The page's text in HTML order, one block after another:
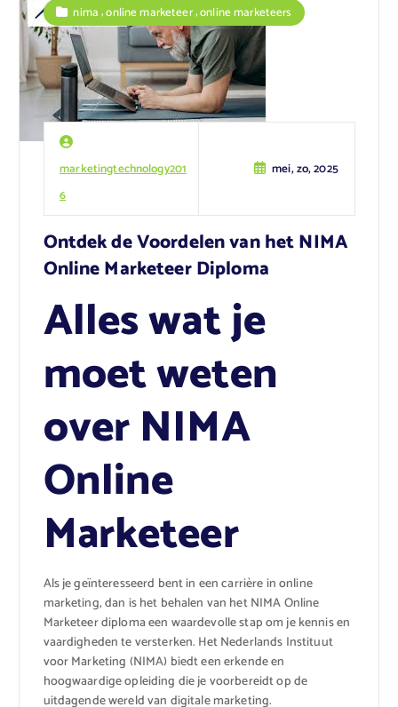
marketingtechnology201
6
mei, zo, 2025
nima,online marketeer,online marketeers
Ontdek de Voordelen van het NIMA
Online Marketeer Diploma
Alles wat je
moet weten
over NIMA
Online
Marketeer
Als je geïnteresseerd bent in een carrière in online
marketing, dan is het behalen van het NIMA Online
Marketeer diploma een waardevolle stap om je kennis en
vaardigheden te versterken. Het Nederlands Instituut
voor Marketing (NIMA) biedt een erkende en
hoogwaardige opleiding die je voorbereidt op de
uitdagende wereld van digitale marketing.